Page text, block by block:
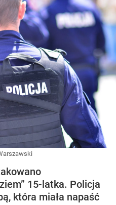
15-latka. Policja
która miała napaść